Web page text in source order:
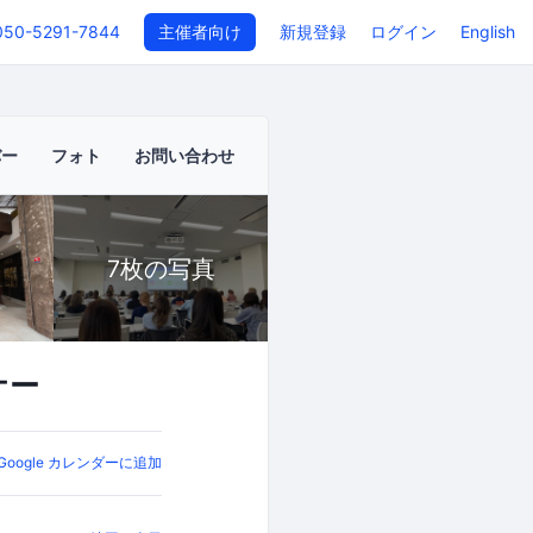
5291-7844 主催者向け 新規登録 ログイン English
フォト お問い合わせ
7枚の写真
ー
カレンダーに追加